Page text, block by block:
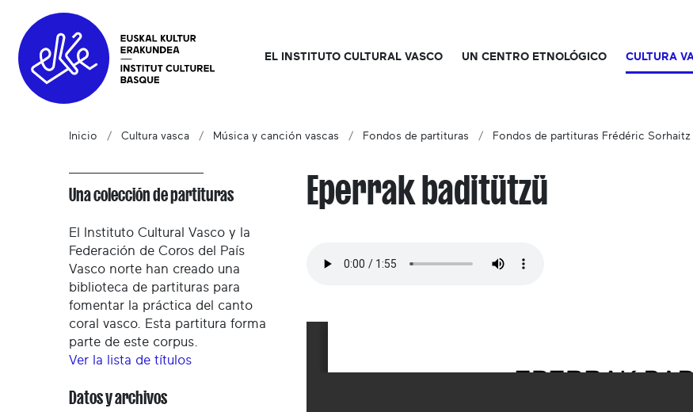
EL INSTITUTO CULTURAL VASCO UN CENTRO ETNOLÓGICO CULTURA
Inicio Cultura vasca Música y canción vascas Fondos de partituras Fondos de partituras Frédéric Sorhaitz
Una colección de partituras
El Instituto Cultural Vasco y la
Federación de Coros del País
Vasco norte han creado una
biblioteca de partituras para
fomentar la práctica del canto
coral vasco. Esta partitura forma
parte de este corpus.
Ver la lista de títulos
Datos y archivos
Eperrak baditützü